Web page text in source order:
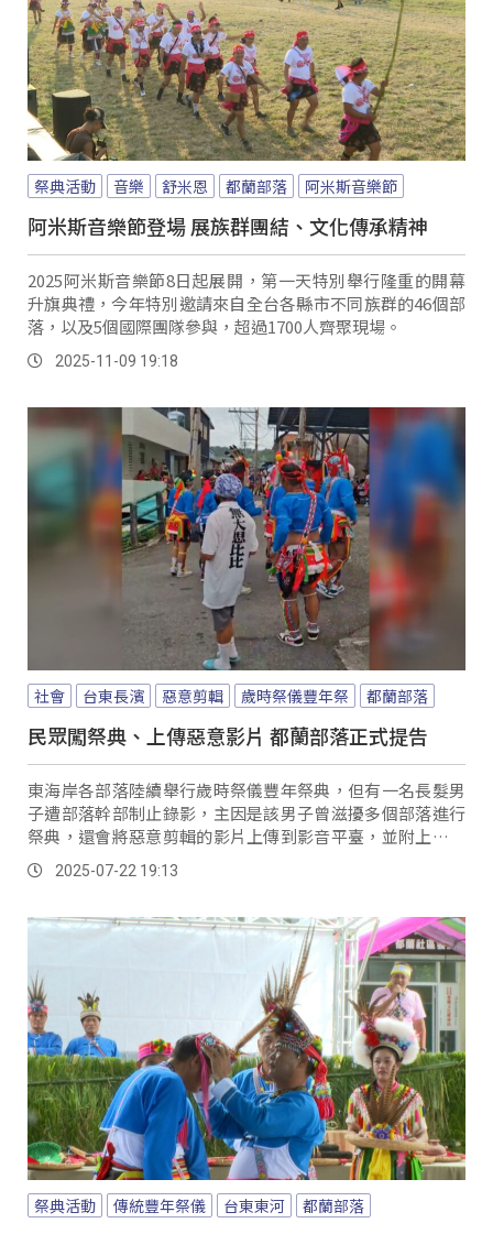
祭典活動 音樂 舒米恩 都蘭部落 阿米斯音樂節
阿米斯音樂節登場 展族群團結、文化傳承精神
2025阿米斯音樂節8日起展開，第一天特別舉行隆重的開幕
升旗典禮，今年特別邀請來自全台各縣市不同族群的46個部
落，以及5個國際團隊參與，超過1700人齊聚現場。
2025-11-09 19:18
社會 台東長濱 惡意剪輯 歲時祭儀豐年祭 都蘭部落
民眾闖祭典、上傳惡意影片 都蘭部落正式提告
東海岸各部落陸續舉行歲時祭儀豐年祭典，但有一名長髮男
子遭部落幹部制止錄影，主因是該男子曾滋擾多個部落進行
祭典，還會將惡意剪輯的影片上傳到影音平臺，並附上帶有
歧視與不雅字眼的標題；日前烏石鼻部落舉行祭典時，也曾
受他侵擾，由於未經申請就擅自錄影，部落青年立即前往阻
以溫和方式勸離該男子，確保祭典能夠順利進行。
2025-07-22 19:13
祭典活動 傳統豐年祭儀 台東東河 都蘭部落